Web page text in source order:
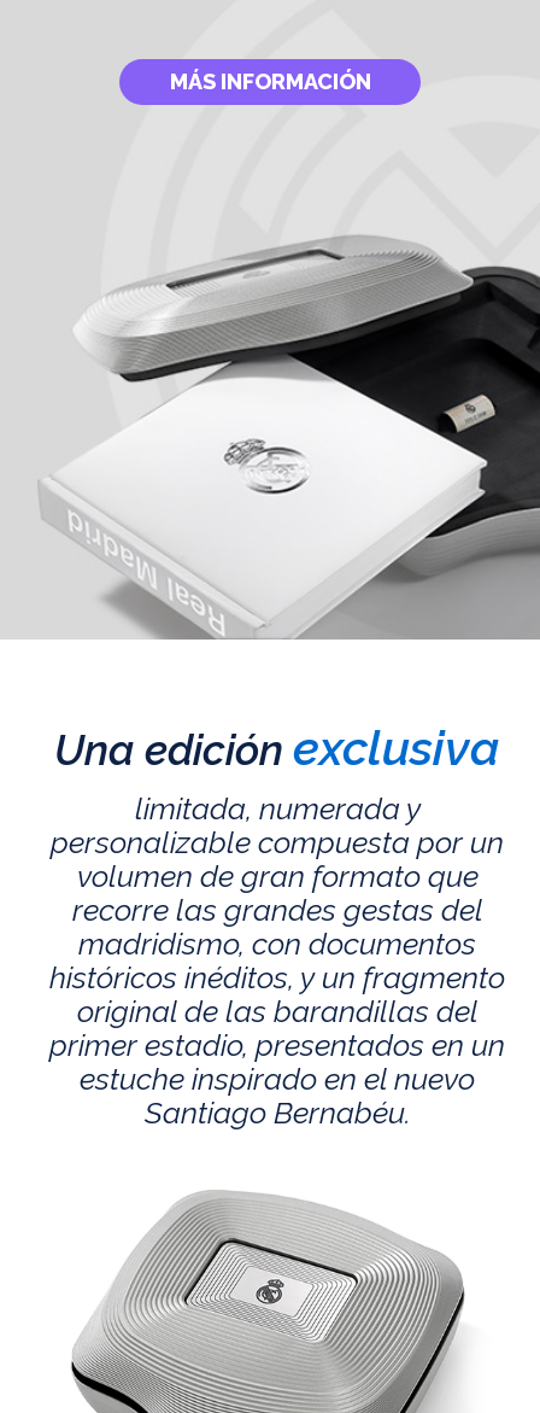
MÁS INFORMACIÓN
Una edición exclusiva
limitada, numerada y
personalizable compuesta por un
volumen de gran formato que
recorre las grandes gestas del
madridismo, con documentos
históricos inéditos, y un fragmento
original de las barandillas del
primer estadio, presentados en un
estuche inspirado en el nuevo
Santiago Bernabéu.